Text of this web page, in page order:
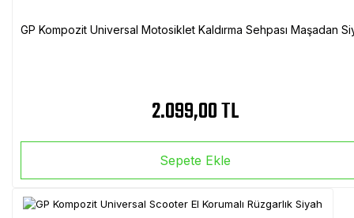
GP Kompozit Universal Motosiklet Kaldırma Sehpası Maşadan
2.099,00 TL
Sepete Ekle